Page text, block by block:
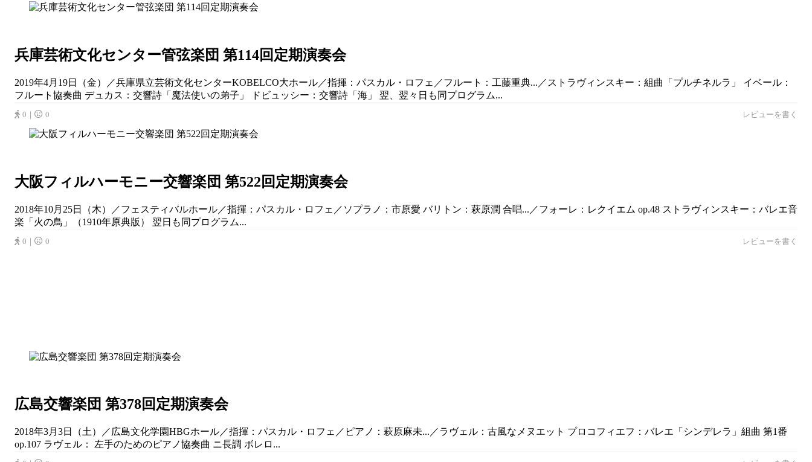
兵庫芸術文化センター管弦楽団 第114回定期演奏会
2019年4月19日（金）／兵庫県立芸術文化センターKOBELCO大ホール／指揮：パスカル・ロフェ／フルート：工藤重典...／ストラヴィンスキー：組曲「プルチネルラ」 イベール：
フルート協奏曲 デュカス：交響詩「魔法使いの弟子」 ドビュッシー：交響詩「海」 翌、翌々日も同プログラム...
0｜ 0 レビューを書く
大阪フィルハーモニー交響楽団 第522回定期演奏会
2018年10月25日（木）／フェスティバルホール／指揮：パスカル・ロフェ／ソプラノ：市原愛 バリトン：萩原潤 合唱...／フォーレ：レクイエム op.48 ストラヴィンスキー：バレエ音
楽「火の鳥」（1910年原典版） 翌日も同プログラム...
0｜ 0 レビューを書く
広島交響楽団 第378回定期演奏会
2018年3月3日（土）／広島文化学園HBGホール／指揮：パスカル・ロフェ／ピアノ：萩原麻未...／ラヴェル：古風なメヌエット プロコフィエフ：バレエ「シンデレラ」組曲 第1番
op.107 ラヴェル： 左手のためのピアノ協奏曲 ニ長調 ボレロ...